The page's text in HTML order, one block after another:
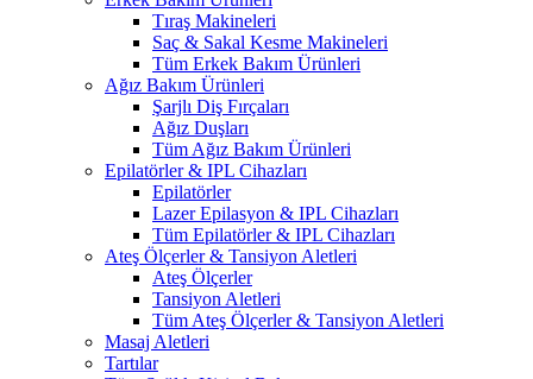
Tıraş Makineleri
Saç & Sakal Kesme Makineleri
Tüm Erkek Bakım Ürünleri
Ağız Bakım Ürünleri
Şarjlı Diş Fırçaları
Ağız Duşları
Tüm Ağız Bakım Ürünleri
Epilatörler & IPL Cihazları
Epilatörler
Lazer Epilasyon & IPL Cihazları
Tüm Epilatörler & IPL Cihazları
Ateş Ölçerler & Tansiyon Aletleri
Ateş Ölçerler
Tansiyon Aletleri
Tüm Ateş Ölçerler & Tansiyon Aletleri
Masaj Aletleri
Tartılar